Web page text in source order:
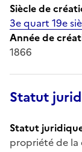
Siècle de
3e quart 19e
Année de
1866
Statut
Statut
propriété de la